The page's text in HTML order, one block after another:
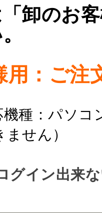
卸のお
用：ご注
機種：パソ
せん）
グイン出来